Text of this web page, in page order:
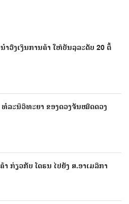
ຳວົງເງິນການຄ້າ ໃຫ້ບັນລຸລະດັບ 20 ຕື້
ລະນີວິທະຍາ ຂອງດວງຈັນໝົດດວງ
ກ່ຽວກັບ ໂດຣນ ໄປຍັງ ສ.ອາເມລິກາ